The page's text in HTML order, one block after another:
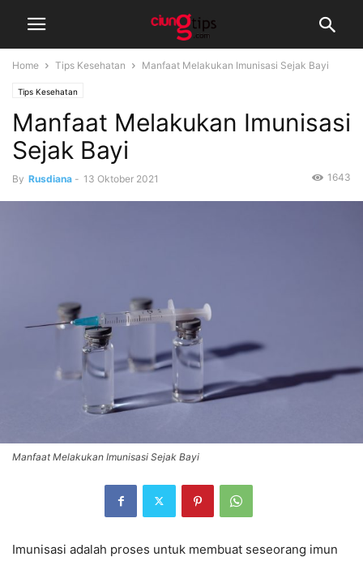
Home Tips Kesehatan Manfaat Melakukan Imunisasi Sejak Bayi
Tips Kesehatan
Manfaat Melakukan Imunisasi
Sejak Bayi
By Rusdiana - 13 Oktober 2021 1643
Manfaat Melakukan Imunisasi Sejak Bayi
Imunisasi adalah proses untuk membuat seseorang imun